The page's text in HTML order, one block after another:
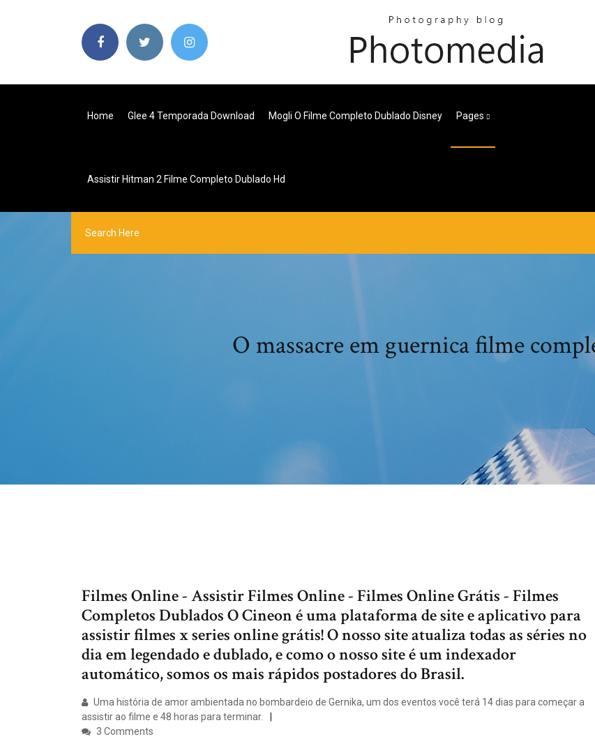
Home Glee 4 Temporada Download Mogli O Filme Completo Dublado Disney Pages
Assistir Hitman 2 Filme Completo Dublado Hd
O massacre em guernica filme
Filmes Online - Assistir Filmes Online - Filmes Online Grátis - Filmes
Completos Dublados O Cineon é uma plataforma de site e aplicativo para
assistir filmes x series online grátis! O nosso site atualiza todas as séries no
dia em legendado e dublado, e como o nosso site é um indexador
automático, somos os mais rápidos postadores do Brasil.
Uma história de amor ambientada no bombardeio de Gernika, um dos eventos você terá 14 dias para começar a
assistir ao filme e 48 horas para terminar.
3 Comments